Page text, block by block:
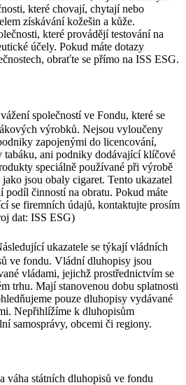
které chovají, chytají nebo
získávání kožešin a kůže.
které provádějí testování na
účely. Pokud máte dotazy
obraťte se přímo na ISS ESG.
společností ve Fondu, které se
výrobků. Nejsou vyloučeny
zapojenými do licencování,
tabáku, ani podniky dodávající klíčové
speciálně používané při výrobě
jsou obaly cigaret. Tento ukazatel
podíl činností na obratu. Pokud máte
se firemních údajů, kontaktujte prosím
dat: ISS ESG)
ukazatele se týkají vládních
ve fondu. Vládní dluhopisy jsou
vládami, jejichž prostřednictvím se
trhu. Mají stanovenou dobu splatnosti
pouze dluhopisy vydávané
Nepřihlížíme k dluhopisům
samosprávy, obcemi či regiony.
váha státních dluhopisů ve fondu